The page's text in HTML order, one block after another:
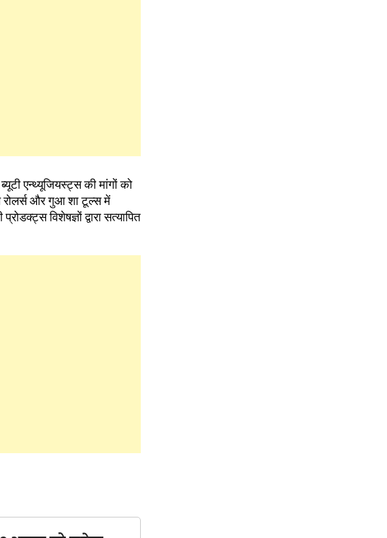
एन्थ्यूजियस्ट्स की मांगों को
रोलर्स और गुआ शा टूल्स में
विशेषज्ञों द्वारा सत्यापित